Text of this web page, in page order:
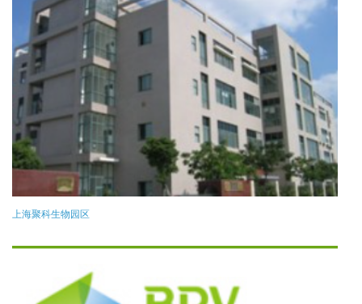
上海聚科生物园区